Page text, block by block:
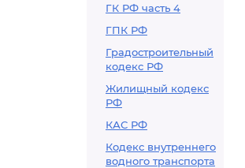
ГК РФ часть 4
ГПК РФ
Градостроительный
кодекс РФ
Жилищный кодекс
РФ
КАС РФ
Кодекс внутреннего
водного транспорта